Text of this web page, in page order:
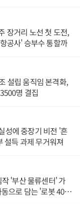
장거리 노선 첫 도전,
공사' 승부수 통할까
설립 움직임 본격화,
명 결집
성에 중장기 비전 '흔
설득 과제 무거워져
'부산 물류센터' 가
으로 담는 '로봇 400